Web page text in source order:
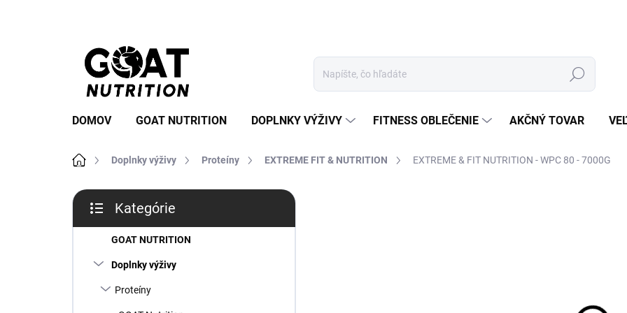
Hľadať
DOMOV GOAT NUTRITION DOPLNKY VÝŽIVY FITNESS OBLEČENIE AKČNÝ TOVAR
DomovDoplnky výživy Proteíny EXTREME FIT & NUTRITION EXTREME & FIT NUTRITION - WPC 80 - 7000G
B
č
kategórie
Kategórie
GOAT NUTRITION
Doplnky výživy
Proteíny